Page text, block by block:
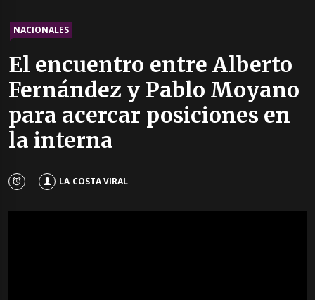
NACIONALES
El encuentro entre Alberto
Fernández y Pablo Moyano
para acercar posiciones en
la interna
LA COSTA VIRAL